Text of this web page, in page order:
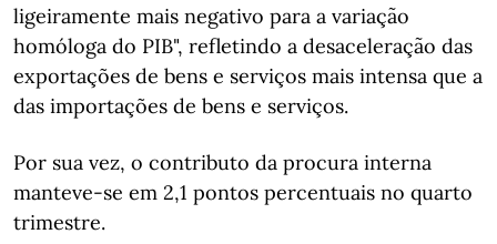
ligeiramente mais negativo para a variação
homóloga do PIB", refletindo a desaceleração das
exportações de bens e serviços mais intensa que a
das importações de bens e serviços.
Por sua vez, o contributo da procura interna
manteve-se em 2,1 pontos percentuais no quarto
trimestre.